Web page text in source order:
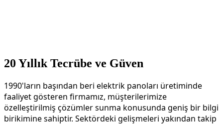
20 Yıllık Tecrübe ve Güven
1990'ların başından beri elektrik panoları üretiminde
faaliyet gösteren firmamız, müşterilerimize
özelleştirilmiş çözümler sunma konusunda geniş bir bilgi
birikimine sahiptir. Sektördeki gelişmeleri yakından takip